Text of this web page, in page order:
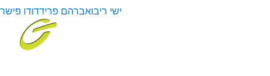
ישי ריבואברהם פרידדודו פישר